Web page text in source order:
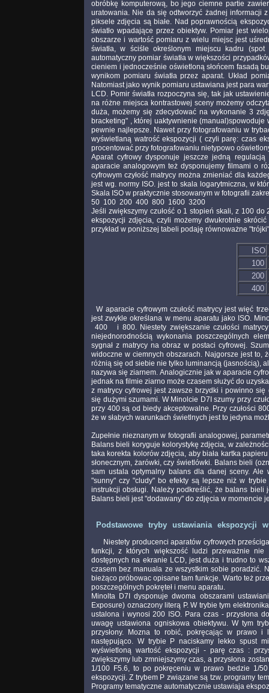
obróbkę komputerową, bo jego ciemne partie
uratowania. Nie da się odtworzyć żadnej informacji
piksele zdjęcia są białe. Nad poprawnością
światło wpadające przez obiektyw. Pomiar jest
obszarze i wartość pomiaru z wielu miejsc jest
światła, w ściśle określonym miejscu kadru
automatyczny pomiar światła w większości
cieniem i jednocześnie oświetloną słońcem fasadą
wynikom pomiaru światła przez aparat. Układ
Natomiast jako wynik pomiaru ustawiana jest para
LCD. Pomir światła rozpoczyna się, tak jak
na różne miejsca kontrastowej sceny możemy
duża, możemy się zdecydować na wykonanie 3
bracketing" , której uaktywnienie
pewnie najlepsze. Nawet przy fotografowaniu w
wyświetlaną watrość ekspozycji ( czyli parę: czas
procentować przy fotografowaniu nietypowo
Aparat cyfrowy dysponuje jeszcze jedną
aparacie analogowym też dysponujemy filmami o
cyfrowym czyłość matrycy można zmieniać dla
jest wg. normy ISO. jest to skala logarytmiczna, w
Skala ISO w praktycznie stosowanym w fotografii
50 100 200 400 800 1600 3200
Jeśli zwiększymy czułość o 1 stopień skali, z 100
ekspozycji zdjęcia, czyli możemy dwukrotnie
przykład w poniższej tabeli podaję równoważne
ISO
100
200
400
W aparacie cyfrowym czułość matrycy jest więć
jest zwykle określana w menu aparatu jako ISO.
400 i 800. Niestety zwiększanie czułości
niejednorodnością wykonania poszczególnych
sygnał z matrycy na obraz w postaci cyfrowej.
widoczne w ciemnych obszarach. Najgorsze jest to,
różnią się od siebie nie tylko luminancją (jasnością),
nazywa się ziarnem. Analogicznie jak w aparacie
jednak na filmie ziarno może czasem służyć do
z matrycy cyfrowej jest zawsze brzydki i powinno
się dużymi szumami. W Minolcie D7I szumy przy
przy 400 są od biedy akceptowalne. Przy czułości
że w słabych warunkach świetlnych jest to jedyna
Zupełnie nieznanym w fotografii analogowej,
Balans bieli koryguje kolorystykę zdjęcia, w
taka korekta kolorów zdjęcia, aby biała kartka
słonecznym, żarówki, czy świetlówki. Balans bieli
sam ustala optymalny balans dla danej sceny. Ale
"sunny" czy "cludy" bo efekty są lepsze niż w
instrukcji obsługi. Należy podkreślić, że balans
Balans bieli jest "dodawany" do zdjęcia w momencie
Podstawowe tryby ustawiania ekspozycji
Niestety producenci aparatów cyfrowych
funkcji, z których większość ludzi przeważnie nie
dostępnych na ekranie LCD, jest duża i trudno to
czasem bez manuala ze wszystkim sobie poradzić.
bieżąco próbowac opisane tam funkcje. Warto też
poszczególnych pokręteł i menu aparatu.
Minolta D7I dysponuje dwoma obszarami
Exposure) oznaczony literą P. W trybie tym
ustalona i wynosi 200 ISO. Para czas - przysłona
uwagę ustawiona ogniskowa obiektywu. W tym
przysłony. Mozna to robić, pokręcając w prawo i
następująco. W trybie P naciskamy lekko spust
wyświetloną wartość ekspozycji - parę czas :
zwiększymy lub zmniejszymy czas, a przysłona
1/100 F5.6, to po pokręceniu w prawo bedzie 1/
ekspozycji. Z trybem P związane są tzw. programy
Programy tematyczne automatycznie ustawiaja